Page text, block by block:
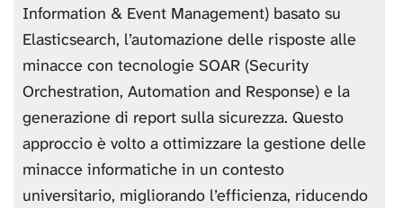
Information & Event Management) basato su
Elasticsearch, l’automazione delle risposte alle
minacce con tecnologie SOAR (Security
Orchestration, Automation and Response) e la
generazione di report sulla sicurezza. Questo
approccio è volto a ottimizzare la gestione delle
minacce informatiche in un contesto
universitario, migliorando l’efficienza, riducendo